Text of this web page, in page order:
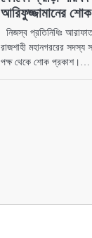
আরিফুজ্জামানের
নিজস্ব প্রতিনিধিঃ
রাজশাহী মহানগররের সদস্য
পক্ষ থেকে শোক প্রকাশ।…